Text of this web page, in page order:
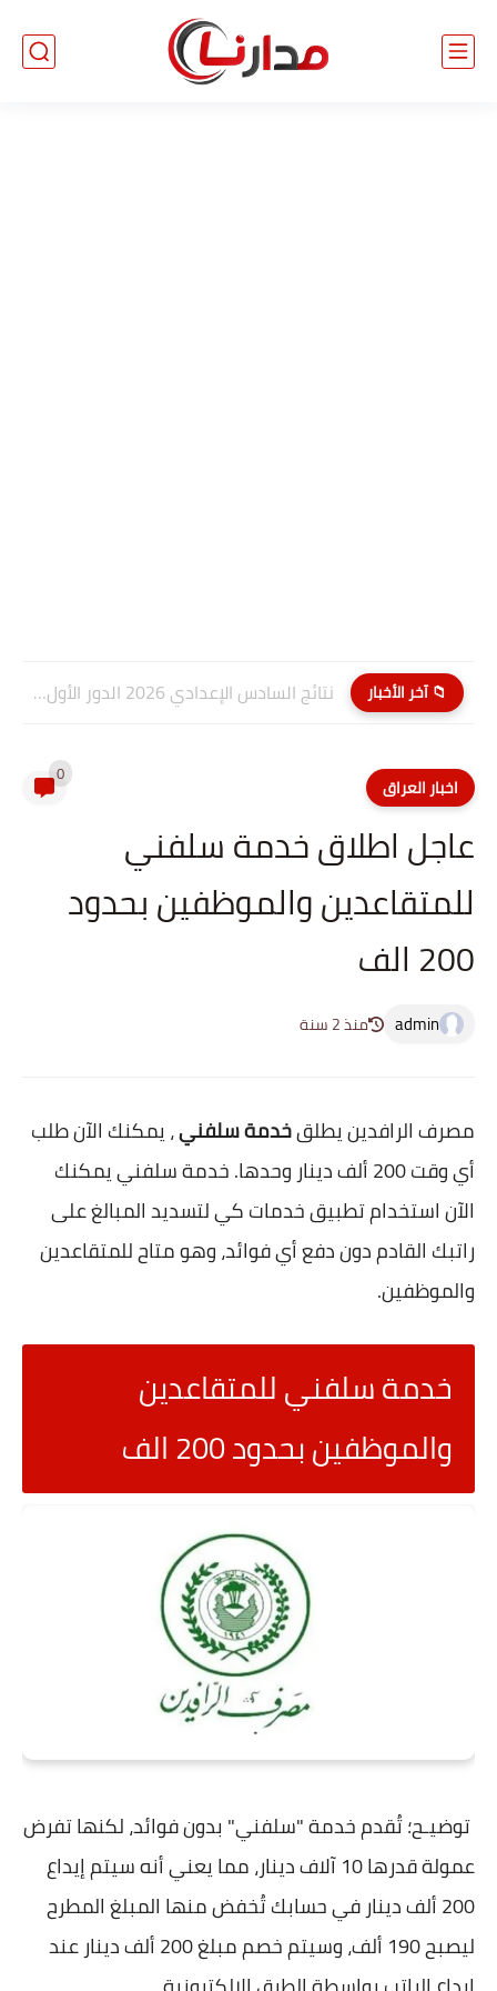
📁 آخر الأخبار نتائج السادس الإعدادي 2026 الدور الأول PDF كربلاء المقدسة| موقع...
اخبار العراق 0
عاجل اطلاق خدمة سلفني
للمتقاعدين والموظفين بحدود
200 الف
admin منذ 2 سنة
مصرف الرافدين يطلقخدمة سلفني، يمكنك الآن طلب
أي وقت 200 ألف دينار وحدها. خدمة سلفني يمكنك
الآن استخدام تطبيق خدمات كي لتسديد المبالغ على
راتبك القادم دون دفع أي فوائد، وهو متاح للمتقاعدين
والموظفين.
خدمة سلفني للمتقاعدين
والموظفين بحدود 200 الف
توضيـح؛ تُقدم خدمة "سلفني" بدون فوائد، لكنها تفرض
عمولة قدرها 10 آلاف دينار، مما يعني أنه سيتم إيداع
200 ألف دينار في حسابك تُخفض منها المبلغ المطرح
ليصبح 190 ألف، وسيتم خصم مبلغ 200 ألف دينار عند